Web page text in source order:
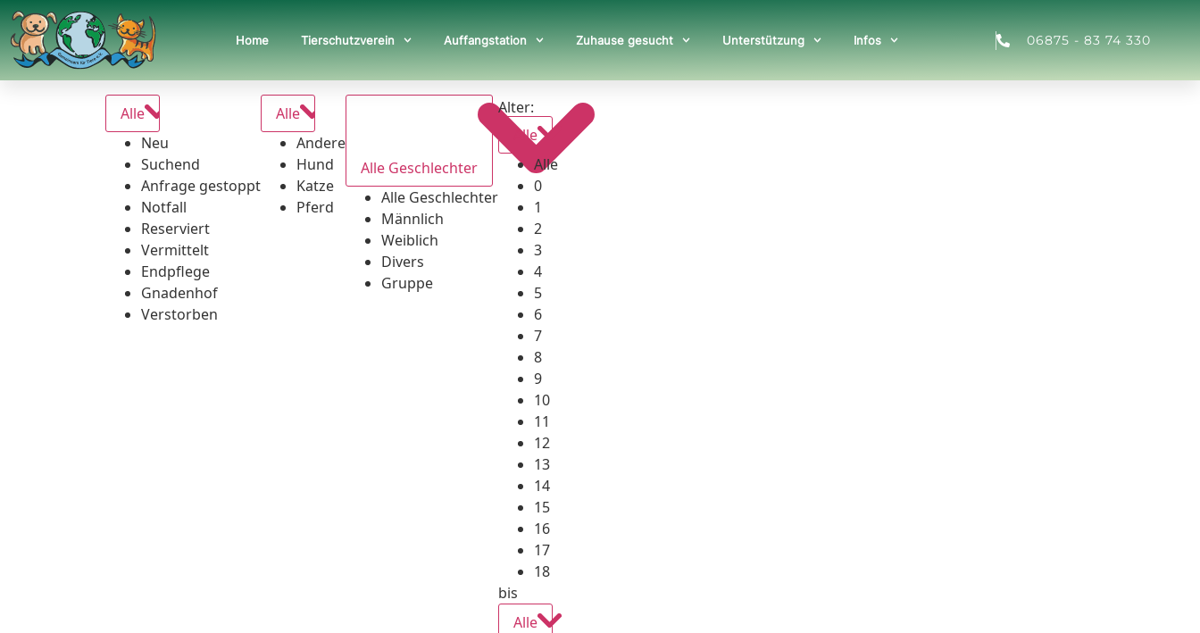
Home Tierschutzverein Auffangstation Zuhause gesucht Unterstützung Infos 06875 - 83 74 330
Alle
Neu
Suchend
Anfrage gestoppt
Notfall
Reserviert
Vermittelt
Endpflege
Gnadenhof
Verstorben
Alle
Andere
Hund
Katze
Pferd
Alle Geschlechter
Alle Geschlechter
Männlich
Weiblich
Divers
Gruppe
Alter:
Alle
Alle
0
1
2
3
4
5
6
7
8
9
10
11
12
13
14
15
16
17
18
bis
Alle